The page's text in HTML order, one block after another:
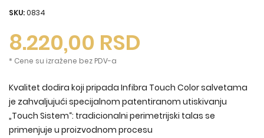
SKU:0834
8.220,00 RSD
* Cene su izražene bez PDV-a
Kvalitet dodira koji pripada Infibra Touch Color salvetama
je zahvaljujući specijalnom patentiranom utiskivanju
„Touch Sistem“: tradicionalni perimetrijski talas se
primenjuje u proizvodnom procesu